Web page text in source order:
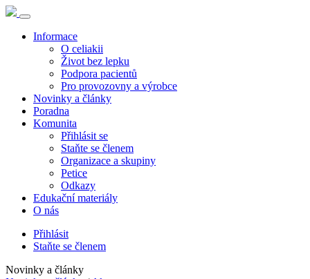
Informace
O celiakii
Život bez lepku
Podpora pacientů
Pro provozovny a výrobce
Novinky a články
Poradna
Komunita
Přihlásit se
Staňte se členem
Organizace a skupiny
Petice
Odkazy
Edukační materiály
O nás
Přihlásit
Staňte se členem
Novinky a články